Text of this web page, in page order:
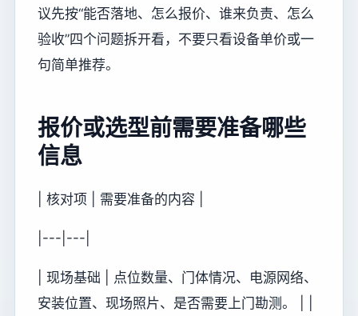
议先按“能否落地、怎么报价、谁来负责、怎么
验收”四个问题拆开看，不要只看设备单价或一
句简单推荐。
报价或选型前需要准备哪些
信息
| 核对项 | 需要准备的内容 |
|---|---|
| 现场基础 | 点位数量、门体情况、电源网络、
安装位置、现场照片、是否需要上门勘测。 | |